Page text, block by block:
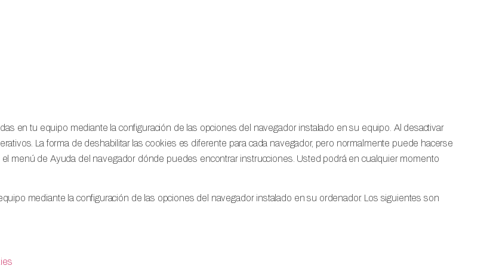
en tu equipo mediante la configuración de las opciones del navegador instalado en su equipo. Al desactivar
La forma de deshabilitar las cookies es diferente para cada navegador, pero normalmente puede hacerse
menú de Ayuda del navegador dónde puedes encontrar instrucciones. Usted podrá en cualquier momento
mediante la configuración de las opciones del navegador instalado en su ordenador. Los siguientes son